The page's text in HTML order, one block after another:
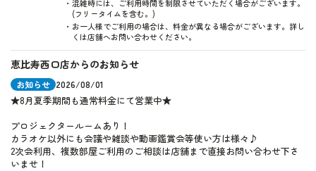
混雑時には、ご利用時間を制限させていただく場合がございます。
(フリータイムを含む。)
お一人様でご利用の場合は、料金が異なる場合がございます。詳し
くは店舗へお問い合わせください。
恵比寿西口店からのお知らせ
お知らせ 2026/08/01
★8月夏季期間も通常料金にて営業中★
プロジェクタールームあり！
カラオケ以外にも会議や雑談や動画鑑賞会等使い方は様々♪
2次会利用、複数部屋ご利用のご相談は店舗まで直接お問い合わせ下さ
いませ！